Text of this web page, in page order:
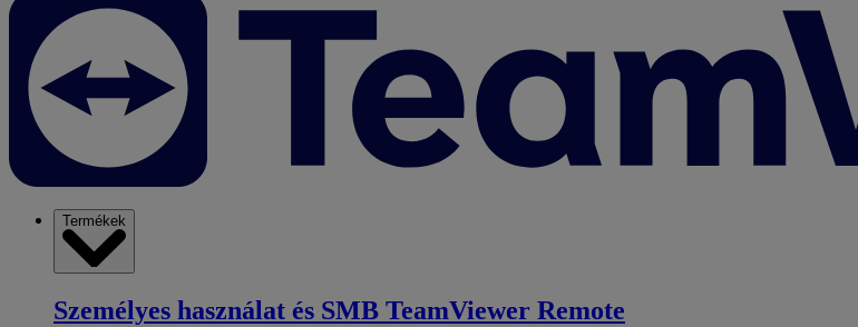
Termékek
Személyes használat és SMB TeamViewer Remote